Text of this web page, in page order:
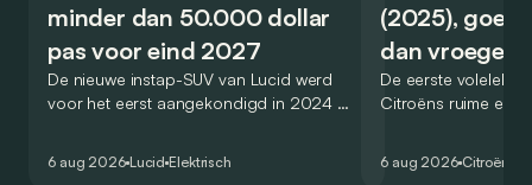
minder dan 50.000 dollar
pas voor eind 2027
De nieuwe instap-SUV van Lucid werd
voor het eerst aangekondigd in 2024 en
constructeur vervoegen.
6 aug 2026 Lucid Elektrisch
(2025), goed
dan vroeger
De eerste
Citroëns ruime en
dat ook gelukt?
6 aug 2026 Citroën